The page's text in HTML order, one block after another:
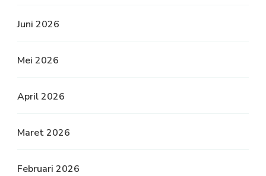
Juni 2026
Mei 2026
April 2026
Maret 2026
Februari 2026